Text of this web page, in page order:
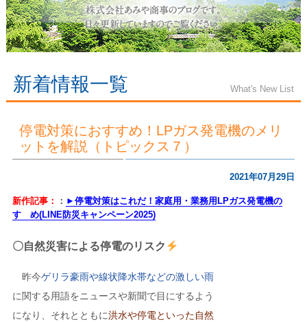
新着情報一覧 What's New List
停電対策におすすめ！LPガス発電機のメリ
ットを解説（トピックス７）
2021年07月29日
新作記事： ： ►停電対策はこれだ！家庭用・業務用LPガス発電機の
すゝめ(LINE防災キャンペーン2025)
〇自然災害による停電のリスク
昨今ゲリラ豪雨や線状降水帯などの激しい雨
に関する用語をニュースや新聞で目にするよう
になり、それとともに洪水や停電といった自然